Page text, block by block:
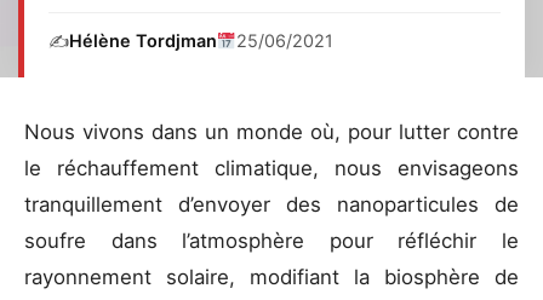
✍️Hélène Tordjman 25/06/2021
Nous vivons dans un monde où, pour lutter contre
le réchauffement climatique, nous envisageons
tranquillement d’envoyer des nanoparticules de
soufre dans l’atmosphère pour réfléchir le
rayonnement solaire, modifiant la biosphère de